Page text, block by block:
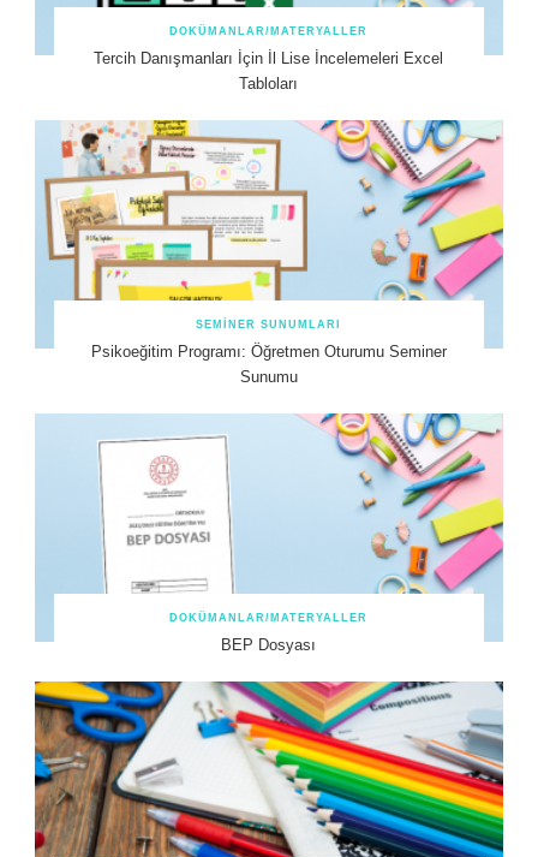
DOKÜMANLAR/MATERYALLER
Tercih Danışmanları İçin İl Lise İncelemeleri Excel
Tabloları
SEMINER SUNUMLARI
Psikoeğitim Programı: Öğretmen Oturumu Seminer
Sunumu
DOKÜMANLAR/MATERYALLER
BEP Dosyası